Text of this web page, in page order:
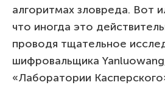
алгоритмах зловреда. Вот
что иногда это
проводя тщательное
шифровальщика
«Лаборатории